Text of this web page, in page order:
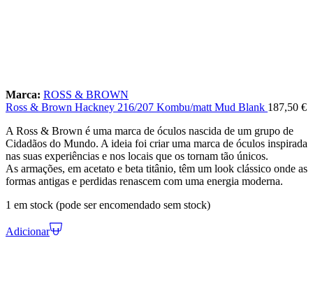
Marca: ROSS & BROWN
Ross & Brown Hackney 216/207 Kombu/matt Mud Blank 187,50 €
A Ross & Brown é uma marca de óculos nascida de um grupo de
Cidadãos do Mundo. A ideia foi criar uma marca de óculos inspirada
nas suas experiências e nos locais que os tornam tão únicos.
As armações, em acetato e beta titânio, têm um look clássico onde as
formas antigas e perdidas renascem com uma energia moderna.
1 em stock (pode ser encomendado sem stock)
Adicionar